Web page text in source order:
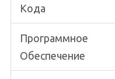
Кода
Программное
Обеспечение